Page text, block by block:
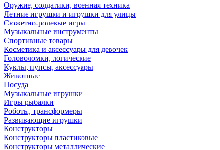
Оружие, солдатики, военная техника
Летние игрушки и игрушки для улицы
Сюжетно-ролевые игры
Музыкальные инструменты
Спортивные товары
Косметика и аксессуары для девочек
Головоломки, логические
Куклы, пупсы, аксессуары
Животные
Посуда
Музыкальные игрушки
Игры рыбалки
Роботы, трансформеры
Развивающие игрушки
Конструкторы
Конструкторы пластиковые
Конструкторы металлические